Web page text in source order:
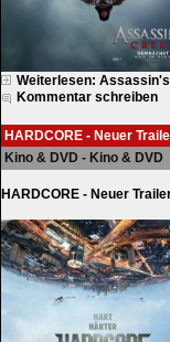
Weiterlesen:
Kommentar schreiben
HARDCORE - Neuer
Kino & DVD - Kino & DVD
HARDCORE - Neuer